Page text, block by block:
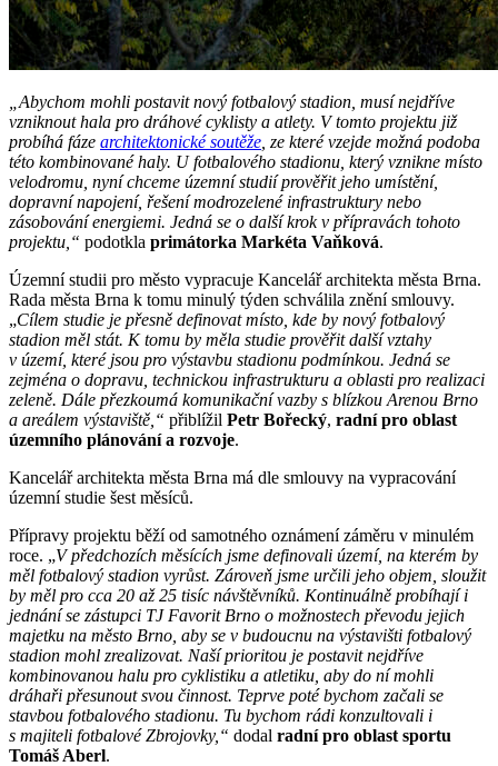
„Abychom mohli postavit nový fotbalový stadion, musí nejdříve
vzniknout hala pro dráhové cyklisty a atlety. V tomto projektu již
probíhá fáze architektonické soutěže , ze které vzejde možná podoba
této kombinované haly. U fotbalového stadionu, který vznikne místo
velodromu, nyní chceme územní studií prověřit jeho umístění,
dopravní napojení, řešení modrozelené infrastruktury nebo
zásobování energiemi. Jedná se o další krok v přípravách tohoto
projektu,“ podotkla primátorka Markéta Vaňková.
Územní studii pro město vypracuje Kancelář architekta města Brna.
Rada města Brna k tomu minulý týden schválila znění smlouvy.
„Cílem studie je přesně definovat místo, kde by nový fotbalový
stadion měl stát. K tomu by měla studie prověřit další vztahy
v území, které jsou pro výstavbu stadionu podmínkou. Jedná se
zejména o dopravu, technickou infrastrukturu a oblasti pro realizaci
zeleně. Dále přezkoumá komunikační vazby s blízkou Arenou Brno
a areálem výstaviště,“ přiblížil Petr Bořecký, radní pro oblast
územního plánování a rozvoje.
Kancelář architekta města Brna má dle smlouvy na vypracování
územní studie šest měsíců.
Přípravy projektu běží od samotného oznámení záměru v minulém
roce. „V předchozích měsících jsme definovali území, na kterém by
měl fotbalový stadion vyrůst. Zároveň jsme určili jeho objem, sloužit
by měl pro cca 20 až 25 tisíc návštěvníků. Kontinuálně probíhají i
jednání se zástupci TJ Favorit Brno o možnostech převodu jejich
majetku na město Brno, aby se v budoucnu na výstavišti fotbalový
stadion mohl zrealizovat. Naší prioritou je postavit nejdříve
kombinovanou halu pro cyklistiku a atletiku, aby do ní mohli
dráhaři přesunout svou činnost. Teprve poté bychom začali se
stavbou fotbalového stadionu. Tu bychom rádi konzultovali i
s majiteli fotbalové Zbrojovky,“ dodal radní pro oblast sportu
Tomáš Aberl.